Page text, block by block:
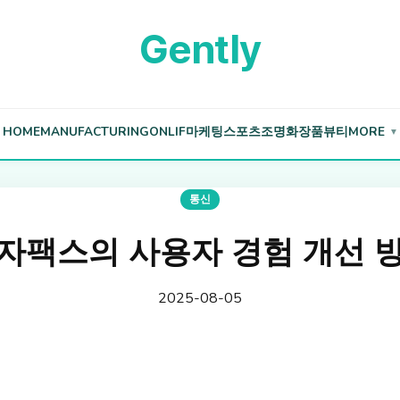
Gently
HOMEMANUFACTURINGONLIF마케팅스포츠조명화장품뷰티MORE ▼
통신
팩스의 사용자 경험 개선
2025-08-05